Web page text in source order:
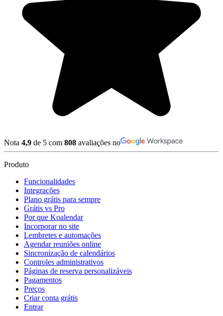
Nota 4,9 de 5 com 808 avaliações no
Produto
Funcionalidades
Integrações
Plano grátis para sempre
Grátis vs Pro
Por que Koalendar
Incorporar no site
Lembretes e automações
Agendar reuniões online
Sincronização de calendários
Controles administrativos
Páginas de reserva personalizáveis
Pagamentos
Preços
Criar conta grátis
Entrar